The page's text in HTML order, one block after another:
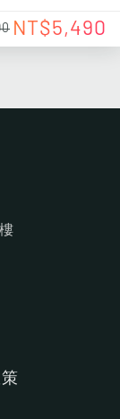
NT$5,490